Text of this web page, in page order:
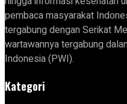
pembaca masyarakat
tergabung dengan Serikat
wartawannya tergabung
Indonesia (PWI).
Kategori